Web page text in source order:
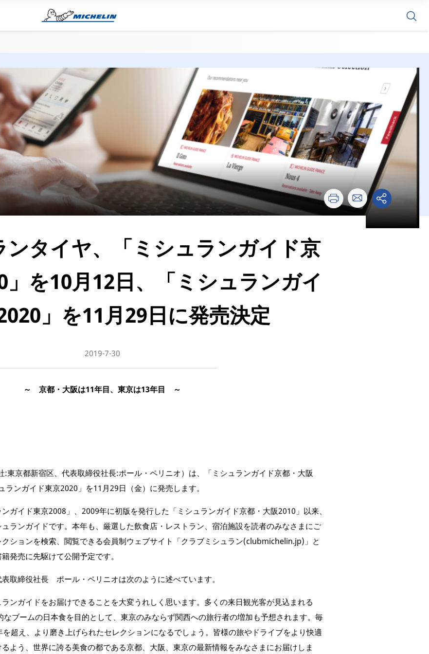
ンタイヤ、「ミシュランガイド京
」を10月12日、「ミシュランガイ
」を11月29日に発売決定
2019-7-30
～ 京都・大阪は11年目、東京は13年目 ～
:東京都新宿区、代表取締役社長:ポール・ペリニオ）は、「ミシュランガイド京都・大阪
ンガイド東京2020」を11月29日（金）に発売します。
ガイド東京2008」、2009年に初版を発行した「ミシュランガイド京都・大阪2010」以来、
ランガイドです。本年も、厳選した飲食店・レストラン、宿泊施設を読者のみなさまにご
ションを検索、閲覧できる会員制ウェブサイト「クラブミシュラン(clubmichelin.jp)」と
発売に先駆けて公開予定です。
取締役社長 ポール・ペリニオは次のように述べています。
ランガイドをお届けできることを大変うれしく思います。多くの来日観光客が見込まれる
ブームの日本食を目的として、東京のみならず関西への旅行者の増加も予想されます。毎
超え、より磨き上げられたセレクションになるでしょう。皆様の旅やドライブをより快適
よう、世界に誇る美食の都である京都、大阪、東京の最新情報をみなさまにお届けしま